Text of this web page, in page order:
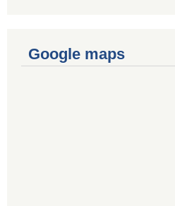
Google maps